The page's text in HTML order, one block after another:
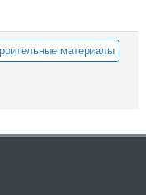
материалы